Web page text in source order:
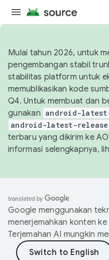
Mulai tahun 2026, untuk
pengembangan stabil
stabilitas platform untuk
memublikasikan kode
Q4. Untuk membuat dan
gunakan android-
android-latest-release
terbaru yang dikirim ke
informasi selengkapnya,
Google menggunakan
menerjemahkan konten
Terjemahan AI mungkin